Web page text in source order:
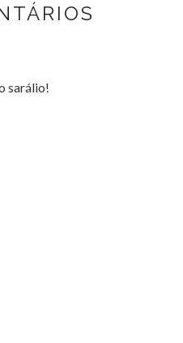
sarálio!